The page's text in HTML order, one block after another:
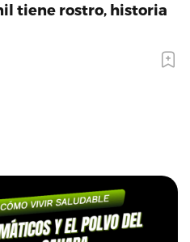
tiene rostro, historia